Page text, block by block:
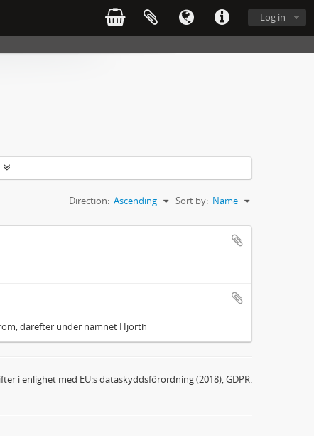
Log in
Sort by: Name
Direction: Ascending
därefter under namnet Hjorth
i enlighet med EU:s dataskyddsförordning (2018), GDPR.